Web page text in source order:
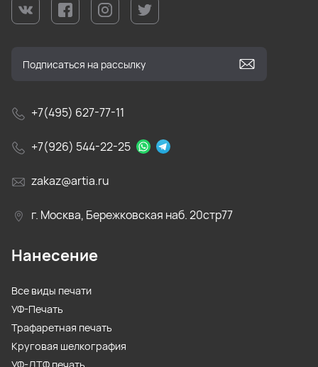
+7(495) 627-77-11
+7(926) 544-22-25
zakaz@artia.ru
г. Москва, Бережковская наб. 20стр77
Нанесение
Все виды печати
УФ-Печать
Трафаретная печать
Круговая шелкография